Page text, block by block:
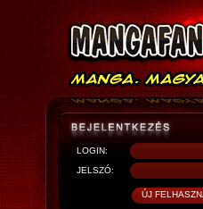
LOGIN:
JELSZÓ: